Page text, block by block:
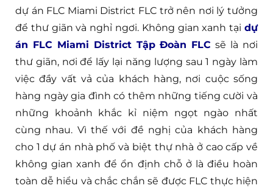
dự án FLC Miami District FLC trở nên nơi lý tưởng
để thư giãn và nghỉ ngơi. Không gian xanh tại dự
án FLC Miami District Tập Đoàn FLC sẽ là nơi
thư giãn, nơi để lấy lại năng lượng sau 1 ngày làm
việc đầy vất vả của khách hàng, nơi cuộc sống
hàng ngày gia đình có thêm những tiếng cười và
những khoảnh khắc kỉ niệm ngọt ngào nhất
cùng nhau. Vì thế với đề nghị của khách hàng
cho 1 dự án nhà phố và biệt thự nhà ở cao cấp về
không gian xanh để ổn định chỗ ở là điều hoàn
toàn dễ hiểu và chắc chắn sẽ được FLC thực hiện